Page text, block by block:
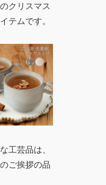
クリスマス
テムです。
工芸品は、
ご挨拶の品